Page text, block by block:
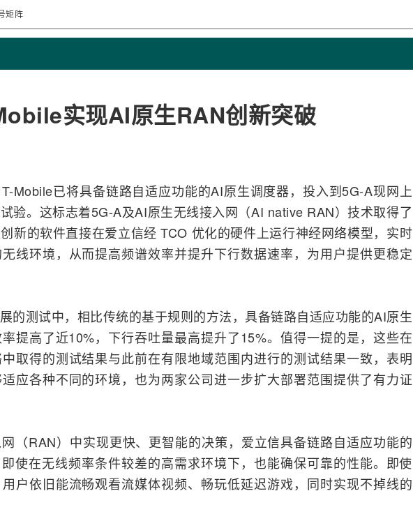
矩阵
实现AI原生RAN创新突破
Mobile已将具备链路自适应功能的AI原生调度器，投入到5G-A现网上
验。这标志着5G-A及AI原生无线接入网（AI native RAN）技术取得了
新的软件直接在爱立信经 TCO 优化的硬件上运行神经网络模型，实时
线环境，从而提高频谱效率并提升下行数据速率，为用户提供更稳定
的测试中，相比传统的基于规则的方法，具备链路自适应功能的AI原生
提高了近10%，下行吞吐量最高提升了15%。值得一提的是，这些在
取得的测试结果与此前在有限地域范围内进行的测试结果一致，表明
应各种不同的环境，也为两家公司进一步扩大部署范围提供了有力证
（RAN）中实现更快、更智能的决策，爱立信具备链路自适应功能的
使在无线频率条件较差的高需求环境下，也能确保可靠的性能。即使
户依旧能流畅观看流媒体视频、畅玩低延迟游戏，同时实现不掉线的